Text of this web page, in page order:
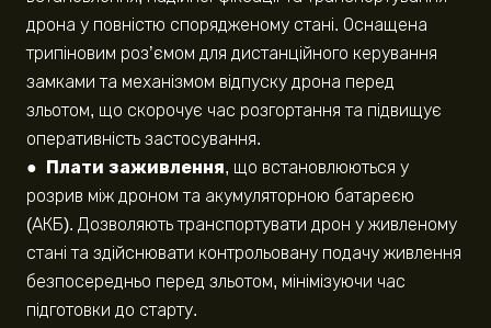
дрона у повністю спорядженому стані. Оснащена
трипіновим роз’ємом для дистанційного керування
замками та механізмом відпуску дрона перед
зльотом, що скорочує час розгортання та підвищує
оперативність застосування.
●
Плати заживлення, що встановлюються у
розрив між дроном та акумуляторною батареєю
(АКБ). Дозволяють транспортувати дрон у живленому
стані та здійснювати контрольовану подачу живлення
безпосередньо перед зльотом, мінімізуючи час
підготовки до старту.